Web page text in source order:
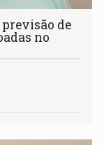
previsão de
no